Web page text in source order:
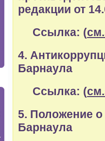
редакции от
Ссылка: (
4.
Барнаула
Ссылка: (
5. Положение
Барнаула